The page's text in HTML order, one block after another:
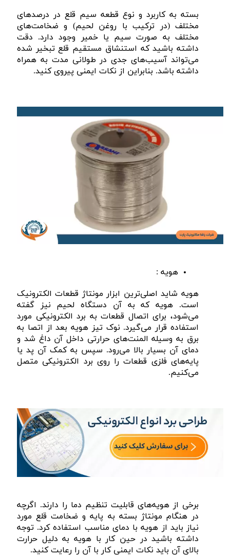
بسته به کاربرد و نوع قطعه سیم قلع در درصد‌های
مختلف (در ترکیب با روغن لحیم) و ضخامت‌های
مختلف به صورت سیم یا خمیر وجود دارد. دقت
داشته باشید که استنشاق مستقیم قلع تبخیر شده
می‌تواند آسیب‌های جدی در طولانی مدت به همراه
داشته باشد. بنابراین از نکات ایمنی پیروی کنید.
هویه :
هویه شاید اصلی‌ترین ابزار مونتاژ قطعات الکترونیک
است. هویه که به آن دستگاه لحیم نیز گفته
می‌شود، برای اتصال قطعات به برد الکترونیکی مورد
استفاده قرار می‌گیرد. نوک تیز هویه بعد از اتصا به
برق به وسیله المنت‌های حرارتی داخل آن داغ شد و
دمای آن بسیار بالا می‌رود. سپس به کمک آن پد یا
پایه‌های فلزی قطعات را روی برد الکترونیکی متصل
می‌کنیم.
برخی از هویه‌های قابلیت تنظیم دما را دارند. اگرچه
در هنگام مونتاژ بسته به پایه و ضخامت قلع مورد
نیاز باید از هویه با دمای مناسب استفاده کرد. توجه
داشته باشید در حین کار با هویه به دلیل حرارت
بالای آن باید نکات ایمنی کار با آن را رعایت کنید.